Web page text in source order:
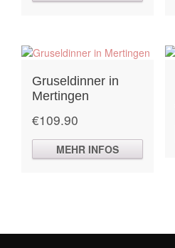
Gruseldinner in
Mertingen
€109.90
MEHR INFOS